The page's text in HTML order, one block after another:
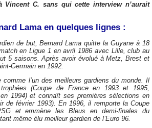
Vincent C. sans qui cette interview n’aurait
Lama en quelques lignes :
de but, Bernard Lama quitte la Guyane à 18
en Ligue 1 en avril 1986 avec Lille, club au
5 saisons. Après avoir évolué à Metz, Brest et
Germain en 1992.
l’un des meilleurs gardiens du monde. Il
(Coupe de France en 1993 et 1995,
1994) et connaît ses premières sélections en
de février 1993). En 1996, il remporte la Coupe
et emmène les Bleus en demi-finales du
même élu meilleur gardien de l’Euro 96.